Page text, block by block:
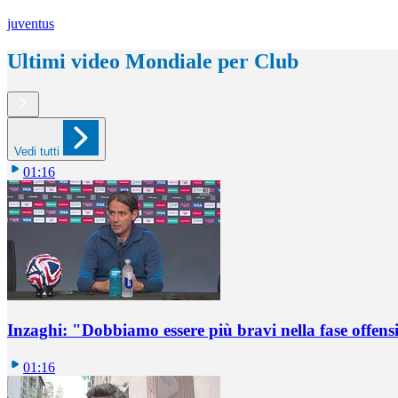
juventus
Ultimi video Mondiale per Club
Vedi tutti
01:16
Inzaghi: "Dobbiamo essere più bravi nella fase
01:16